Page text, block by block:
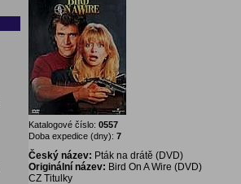
Katalogové číslo: 0557
Doba expedice (dny): 7
Český název: Pták na drátě (DVD)
Originální název: Bird On A Wire (DVD)
CZ Titulky